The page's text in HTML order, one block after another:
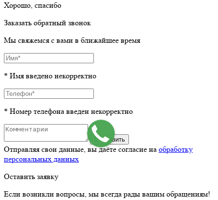
Хорошо, спасибо
Заказать обратный звонок
Мы свяжемся с вами в ближайшее время
* Имя введено некорректно
* Номер телефона введен некорректно
Отправить
Отправляя свои данные, вы даёте согласие на обработку
персональных данных
Оставить заявку
Если возникли вопросы, мы всегда рады вашим обращениям!